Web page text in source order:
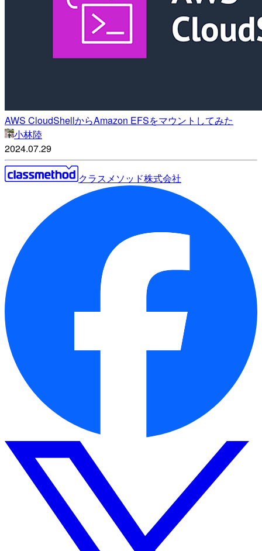
AWS CloudShellからAmazon EFSをマウントしてみた
小林陸
2024.07.29
クラスメソッド株式会社